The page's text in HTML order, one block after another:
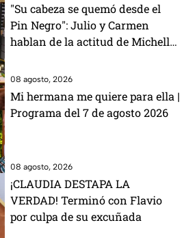
"Su cabeza se quemó desde el
Pin Negro": Julio y Carmen
hablan de la actitud de Michelle
08 agosto, 2026
Mi hermana me quiere para ella |
Programa del 7 de agosto 2026
08 agosto, 2026
¡CLAUDIA DESTAPA LA
VERDAD! Terminó con Flavio
por culpa de su excuñada